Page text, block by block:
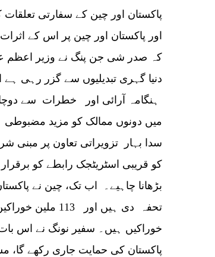
اور پاکستان اور چین پر اس کے
کہ صدر شی جن پنگ نے وزیر اعظم
دنیا گہری تبدیلیوں سے گزر رہی
ہنگامہ آرائی اور خطرات سے
میں دونوں ممالک کو مزید مضبوطی
سدا بہار تزویراتی تعاون پر مبنی
کو قریبی اسٹریٹجک رابطے کو
پاکستان کی حمایت جاری رکھے گا،